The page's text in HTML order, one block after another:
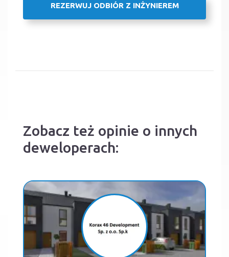
REZERWUJ ODBIÓR Z INŻYNIEREM
Zobacz też opinie o innych
deweloperach: